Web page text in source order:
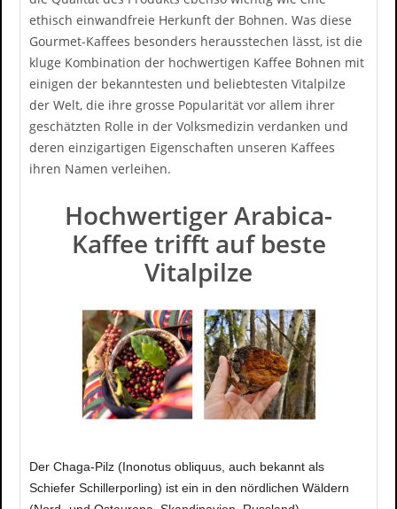
ethisch einwandfreie Herkunft der Bohnen. Was diese
Gourmet-Kaffees besonders herausstechen lässt, ist die
kluge Kombination der hochwertigen Kaffee Bohnen mit
einigen der bekanntesten und beliebtesten Vitalpilze
der Welt, die ihre grosse Popularität vor allem ihrer
geschätzten Rolle in der Volksmedizin verdanken und
deren einzigartigen Eigenschaften unseren Kaffees
ihren Namen verleihen.
Hochwertiger Arabica-
Kaffee trifft auf beste
Vitalpilze
Der Chaga-Pilz (Inonotus obliquus, auch bekannt als
Schiefer Schillerporling) ist ein in den nördlichen Wäldern